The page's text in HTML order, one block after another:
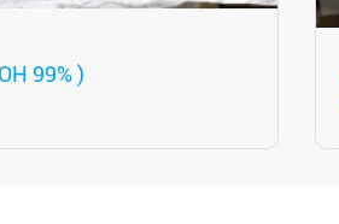
99% )